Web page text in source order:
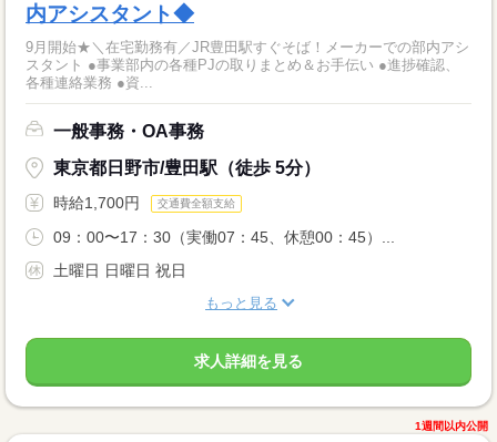
内アシスタント◆
9月開始★＼在宅勤務有／JR豊田駅すぐそば！メーカーでの部内アシ
スタント ●事業部内の各種PJの取りまとめ＆お手伝い ●進捗確認、
各種連絡業務 ●資...
一般事務・OA事務
東京都日野市/豊田駅（徒歩 5分）
時給1,700円 交通費全額支給
09：00〜17：30（実働07：45、休憩00：45）...
土曜日 日曜日 祝日
もっと見る
求人詳細を見る
1週間以内公開